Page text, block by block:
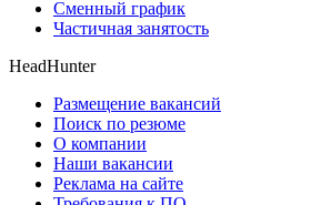
Сменный график
Частичная занятость
HeadHunter
Размещение вакансий
Поиск по резюме
О компании
Наши вакансии
Реклама на сайте